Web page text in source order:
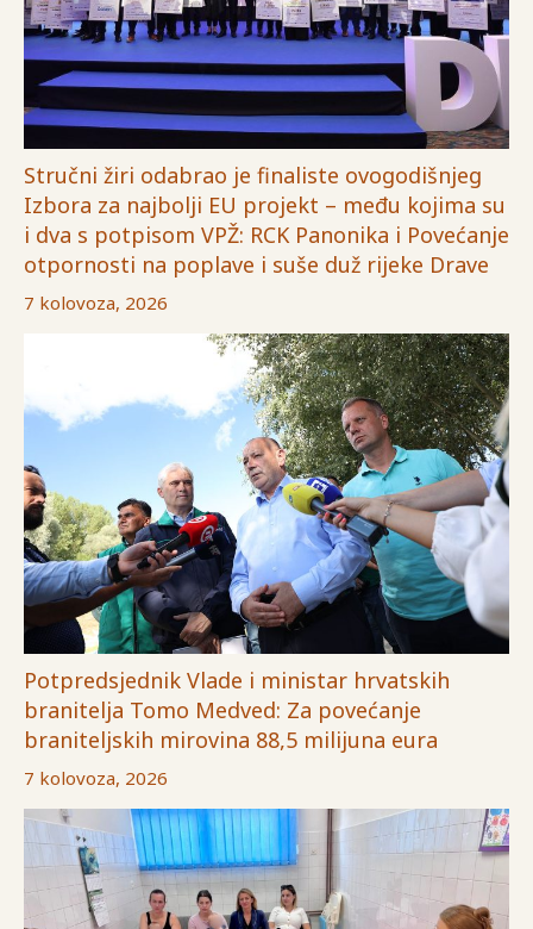
Stručni žiri odabrao je finaliste ovogodišnjeg
Izbora za najbolji EU projekt – među kojima su
i dva s potpisom VPŽ: RCK Panonika i Povećanje
otpornosti na poplave i suše duž rijeke Drave
7 kolovoza, 2026
Potpredsjednik Vlade i ministar hrvatskih
branitelja Tomo Medved: Za povećanje
braniteljskih mirovina 88,5 milijuna eura
7 kolovoza, 2026